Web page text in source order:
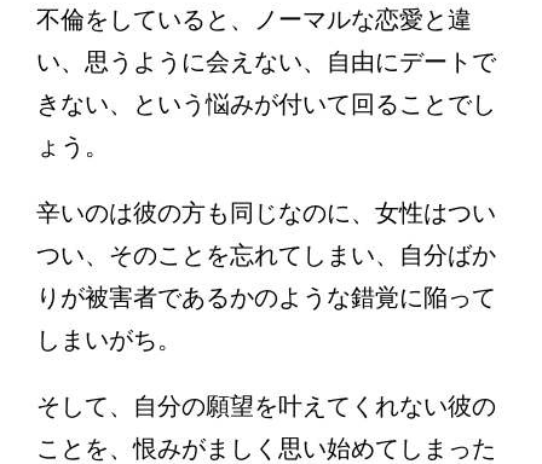
不倫をしていると、ノーマルな恋愛と違
い、思うように会えない、自由にデートで
きない、という悩みが付いて回ることでし
ょう。
辛いのは彼の方も同じなのに、女性はつい
つい、そのことを忘れてしまい、自分ばか
りが被害者であるかのような錯覚に陥って
しまいがち。
そして、自分の願望を叶えてくれない彼の
ことを、恨みがましく思い始めてしまった